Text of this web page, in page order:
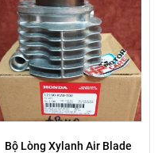
Bộ Lòng Xylanh Air Blade